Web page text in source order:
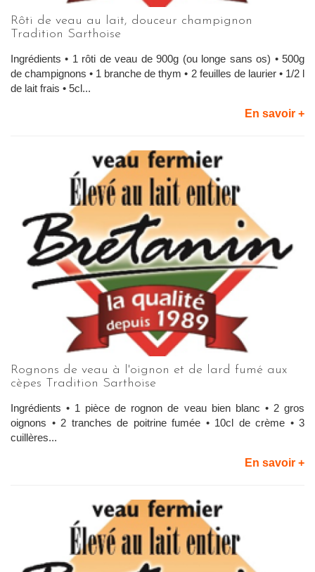
Rôti de veau au lait, douceur champignon
Tradition Sarthoise
Ingrédients • 1 rôti de veau de 900g (ou longe sans os) • 500g
de champignons • 1 branche de thym • 2 feuilles de laurier • 1/2 l
de lait frais • 5cl...
En savoir +
Rognons de veau à l'oignon et de lard fumé aux
cèpes Tradition Sarthoise
Ingrédients • 1 pièce de rognon de veau bien blanc • 2 gros
oignons • 2 tranches de poitrine fumée • 10cl de crème • 3
cuillères...
En savoir +